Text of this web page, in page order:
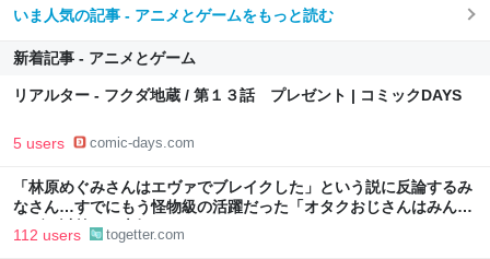
いま人気の記事 - アニメとゲームをもっと読む
新着記事 - アニメとゲーム
リアルター - フクダ地蔵 / 第１３話 プレゼント | コミックDAYS
5 users comic-days.com
「林原めぐみさんはエヴァでブレイクした」という説に反論するみ
なさん…すでにもう怪物級の活躍だった「オタクおじさんはみんな
エヴァ以前から大好き」
112 users togetter.com